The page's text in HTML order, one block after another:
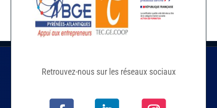
Poster le commentaire
Vous devezvous connecterpour publier un
commentaire.
Retrouvez-nous sur les réseaux sociaux